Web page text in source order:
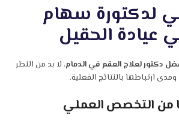
لدكتورة سهام
عيادة الحقيل
دكتور لعلاج العقم في الدمام، لا بد من النظر
ارتباطها بالنتائج الفعلية.